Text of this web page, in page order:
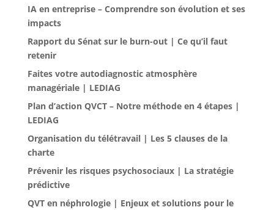
IA en entreprise – Comprendre son évolution et ses
impacts
Rapport du Sénat sur le burn-out | Ce qu’il faut
retenir
Faites votre autodiagnostic atmosphère
managériale | LEDIAG
Plan d’action QVCT – Notre méthode en 4 étapes |
LEDIAG
Organisation du télétravail | Les 5 clauses de la
charte
Prévenir les risques psychosociaux | La stratégie
prédictive
QVT en néphrologie | Enjeux et solutions pour le